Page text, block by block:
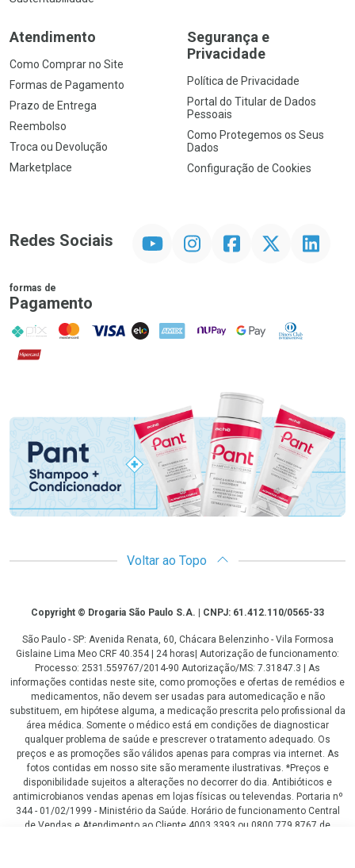
Atendimento
Como Comprar no Site
Formas de Pagamento
Prazo de Entrega
Reembolso
Troca ou Devolução
Marketplace
Segurança e
Privacidade
Política de Privacidade
Portal do Titular de Dados
Pessoais
Como Protegemos os Seus
Dados
Configuração de Cookies
Redes Sociais InstagramFacebookTwitter Linkedin
formas de
Pagamento
PIX MasterCard
VISA ELO AMEX NuPay Google PayDiners Club
Hipercard
Promoção em Destaque
Voltar ao Topo
CopyrightCopyright © Drogaria São Paulo S.A. | CNPJ: 61.412.110/0565-33
São Paulo - SP: Avenida Renata, 60, Chácara Belenzinho - Vila Formosa
Gislaine Lima Meo CRF 40.354 | 24 horas| Autorização de funcionamento:
Processo: 2531.559767/2014-90 Autorização/MS: 7.31847.3 | As
informações contidas neste site, como promoções e ofertas de remédios e
medicamentos, não devem ser usadas para automedicação e não
substituem, em hipótese alguma, a medicação prescrita pelo profissional da
área médica. Somente o médico está em condições de diagnosticar
qualquer problema de saúde e prescrever o tratamento adequado. Os
preços e as promoções são válidos apenas para compras via internet. As
fotos contidas em nosso site são meramente ilustrativas. *Preços e
disponibilidade sujeitos a alterações no decorrer do dia. Antibióticos e
antimicrobianos vendas apenas em lojas físicas ou televendas. Portaria nº
344 - 01/02/1999 - Ministério da Saúde. Horário de funcionamento Central
de Vendas e Atendimento ao Cliente 4003 3393 ou 0800 779 8767 de